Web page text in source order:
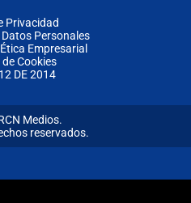
Privacidad
Personales
Empresarial
Cookies
DE 2014
Medios.
reservados.